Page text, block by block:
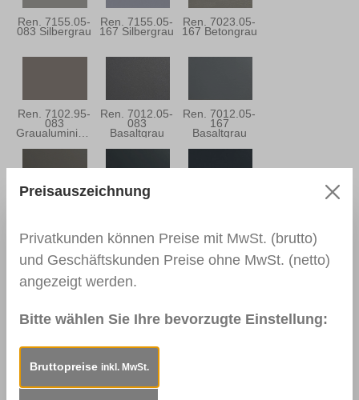
Ren. 7155.05-
083 Silbergrau
Ren. 7155.05-
167 Silbergrau
Ren. 7023.05-
167 Betongrau
Ren. 7102.95-
083
Ren. 7012.05-
083
Basaltgrau
Ren. 7012.05-
167
Basaltgrau
Schwarzgrau Monumentblau Schiefergrau
Ren. 5150.05- Ren. 5013.05-
Preisauszeichnung
Privatkunden können Preise mit MwSt. (brutto)
und Geschäftskunden Preise ohne MwSt. (netto)
angezeigt werden.
Bitte wählen Sie Ihre bevorzugte Einstellung:
Bruttopreise inkl. MwSt.